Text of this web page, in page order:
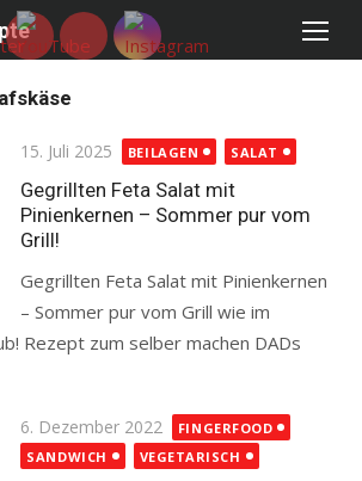
Posted
on
15. Juli 2025 BEILAGEN SALAT
Gegrillten Feta Salat mit
Pinienkernen – Sommer pur vom
Grill!
Gegrillten Feta Salat mit Pinienkernen
– Sommer pur vom Grill wie im
Rezept zum selber machen DADs
Posted
on
6. Dezember 2022
FINGERFOOD
SANDWICH
VEGETARISCH